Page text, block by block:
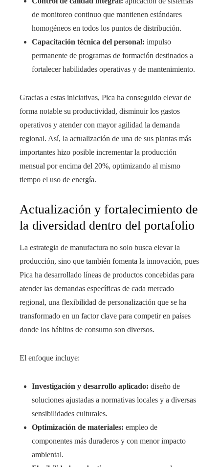
de monitoreo continuo que mantienen estándares
homogéneos en todos los puntos de distribución.
Capacitación técnica del personal: impulso
permanente de programas de formación destinados a
fortalecer habilidades operativas y de mantenimiento.
Gracias a estas iniciativas, Pica ha conseguido elevar de
forma notable su productividad, disminuir los gastos
operativos y atender con mayor agilidad la demanda
regional. Así, la actualización de una de sus plantas más
importantes hizo posible incrementar la producción
mensual por encima del 20%, optimizando al mismo
tiempo el uso de energía.
Actualización y fortalecimiento de
la diversidad dentro del portafolio
La estrategia de manufactura no solo busca elevar la
producción, sino que también fomenta la innovación, pues
Pica ha desarrollado líneas de productos concebidas para
atender las demandas específicas de cada mercado
regional, una flexibilidad de personalización que se ha
transformado en un factor clave para competir en países
donde los hábitos de consumo son diversos.
El enfoque incluye:
Investigación y desarrollo aplicado: diseño de
soluciones ajustadas a normativas locales y a diversas
sensibilidades culturales.
Optimización de materiales: empleo de
componentes más duraderos y con menor impacto
ambiental.